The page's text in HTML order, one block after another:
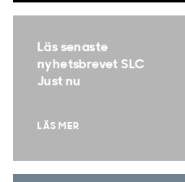
Läs senaste
nyhetsbrevet SLC
Just nu
LÄS MER